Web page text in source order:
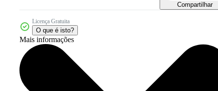
Compartilhar
Licença Gratuita
O que é isto?
Mais informações